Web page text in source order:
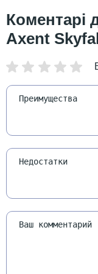
Axent